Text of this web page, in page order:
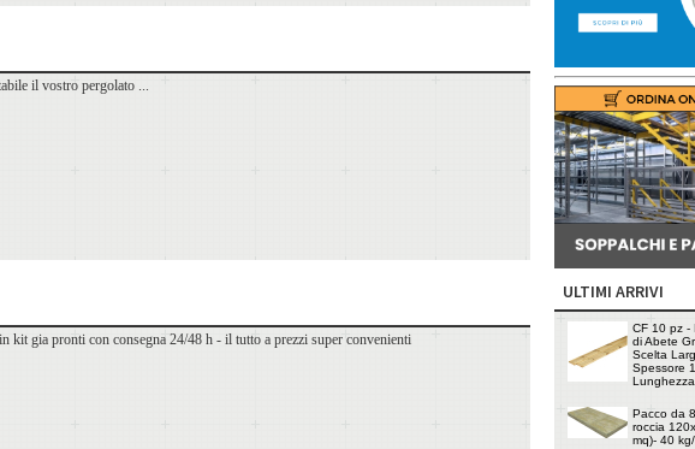
il vostro pergolato ...
kit gia pronti con consegna 24/48 h - il tutto a prezzi super convenienti
ULTIMI ARRIVI
CF 10 pz -
di Abete
Scelta
Spessore
Pacco da
roccia
mq)- 40